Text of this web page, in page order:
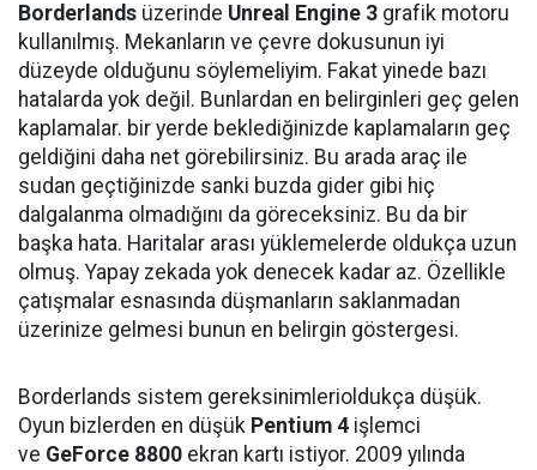
Borderlands üzerinde Unreal Engine 3 grafik motoru
kullanılmış. Mekanların ve çevre dokusunun iyi
düzeyde olduğunu söylemeliyim. Fakat yinede bazı
hatalarda yok değil. Bunlardan en belirginleri geç gelen
kaplamalar. bir yerde beklediğinizde kaplamaların geç
geldiğini daha net görebilirsiniz. Bu arada araç ile
sudan geçtiğinizde sanki buzda gider gibi hiç
dalgalanma olmadığını da göreceksiniz. Bu da bir
başka hata. Haritalar arası yüklemelerde oldukça uzun
olmuş. Yapay zekada yok denecek kadar az. Özellikle
çatışmalar esnasında düşmanların saklanmadan
üzerinize gelmesi bunun en belirgin göstergesi.
Borderlands sistem gereksinimlerioldukça düşük.
Oyun bizlerden en düşük Pentium 4 işlemci
ve GeForce 8800 ekran kartı istiyor. 2009 yılında